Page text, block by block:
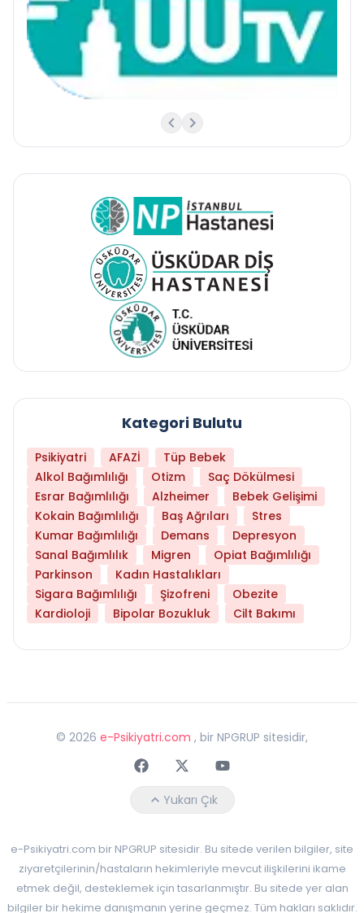
Kategori Bulutu
Psikiyatri AFAZİ
Tüp Bebek
Alkol Bağımlılığı
Otizm
Saç Dökülmesi
Esrar Bağımlılığı
Alzheimer
Bebek Gelişimi
Kokain Bağımlılığı
Baş Ağrıları
Stres
Kumar Bağımlılığı
Demans
Depresyon
Sanal Bağımlılık
Migren
Opiat Bağımlılığı
Parkinson
Kadın Hastalıkları
Sigara Bağımlılığı
Şizofreni
Obezite
Kardioloji
Bipolar Bozukluk Cilt Bakımı
© 2026 e-Psikiyatri.com , bir NPGRUP sitesidir,
FaceebokTwitterYoutube
Yukarı Çık
e-Psikiyatri.com bir NPGRUP sitesidir. Bu sitede verilen bilgiler, site
ziyaretçilerinin/hastaların hekimleriyle mevcut ilişkilerini ikame
etmek değil, desteklemek için tasarlanmıştır. Bu sitede yer alan
bilgiler bir hekime danışmanın yerine geçmez. Tüm hakları saklıdır.